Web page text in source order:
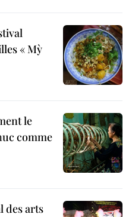
« Mỳ
le
comme
des arts